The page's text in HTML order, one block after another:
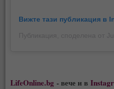
Вижте тази публикация в
LifeOnline.bg - вече и в